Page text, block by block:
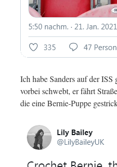
Ich habe Sanders auf der
vorbei schwebt, er fährt
die eine Bernie-Puppe